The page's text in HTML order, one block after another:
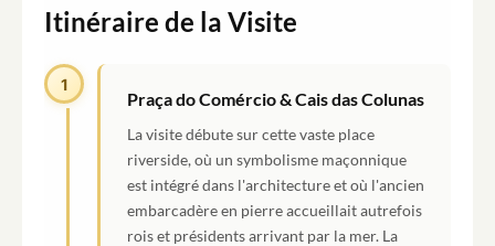
Itinéraire de la Visite
1
Praça do Comércio & Cais das Colunas
La visite débute sur cette vaste place
riverside, où un symbolisme maçonnique
est intégré dans l'architecture et où l'ancien
embarcadère en pierre accueillait autrefois
rois et présidents arrivant par la mer. La